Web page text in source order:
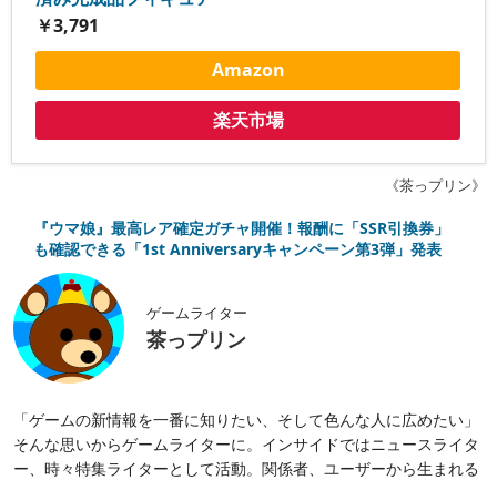
￥3,791
Amazon
楽天市場
《茶っプリン》
『ウマ娘』最高レア確定ガチャ開催！報酬に「SSR引換券」
も確認できる「1st Anniversaryキャンペーン第3弾」発表
ゲームライター
茶っプリン
「ゲームの新情報を一番に知りたい、そして色んな人に広めたい」
そんな思いからゲームライターに。インサイドではニュースライタ
ー、時々特集ライターとして活動。関係者、ユーザーから生まれる